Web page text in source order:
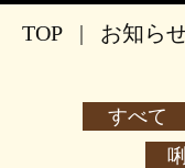
TOP お知ら
すべて